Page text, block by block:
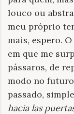
louco ou
meu próprio
mais, espero.
em que me
pássaros, de
modo no
passado,
hacia las